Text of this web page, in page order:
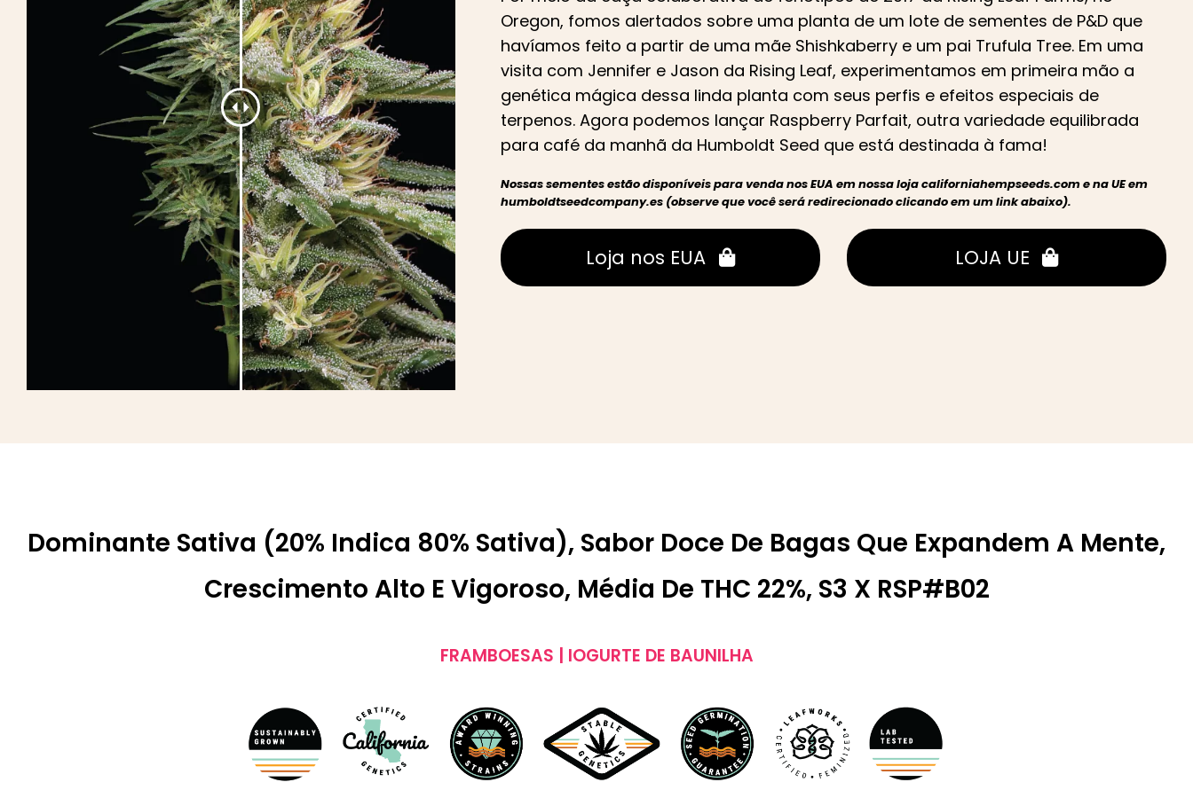
Oregon, fomos alertados sobre uma planta de um lote de sementes de P&D que
havíamos feito a partir de uma mãe Shishkaberry e um pai Trufula Tree. Em uma
visita com Jennifer e Jason da Rising Leaf, experimentamos em primeira mão a
genética mágica dessa linda planta com seus perfis e efeitos especiais de
terpenos. Agora podemos lançar Raspberry Parfait, outra variedade equilibrada
para café da manhã da Humboldt Seed que está destinada à fama!
Nossas sementes estão disponíveis para venda nos EUA em nossa loja californiahempseeds.com e na UE em
humboldtseedcompany.es (observe que você será redirecionado clicando em um link abaixo).
Loja nos EUA LOJA UE
Dominante Sativa (20% Indica 80% Sativa), Sabor Doce De Bagas Que Expandem A Mente,
Crescimento Alto E Vigoroso, Média De THC 22%, S3 X RSP#B02
FRAMBOESAS | IOGURTE DE BAUNILHA